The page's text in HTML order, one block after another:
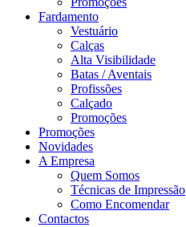
Fardamento
Vestuário
Calças
Alta Visibilidade
Batas / Aventais
Profissões
Calçado
Promoções
Promoções
Novidades
A Empresa
Quem Somos
Técnicas de Impressão
Como Encomendar
Contactos